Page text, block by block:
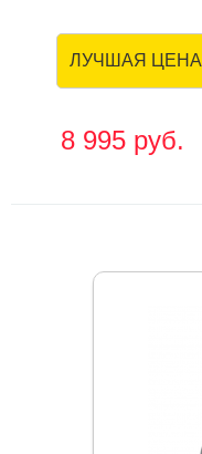
ЛУЧШАЯ ЦЕНА
8 995 руб.